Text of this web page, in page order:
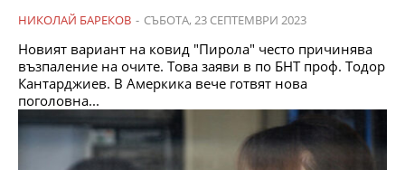
НИКОЛАЙ БАРЕКОВ - СЪБОТА, 23 СЕПТЕМВРИ 2023
Новият вариант на ковид "Пирола" често причинява
възпаление на очите. Това заяви в по БНТ проф. Тодор
Кантарджиев. В Амеркика вече готвят нова
поголовна...